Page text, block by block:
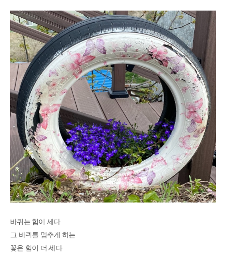
바퀴는 힘이 세다
그 바퀴를 멈추게 하는
꽃은 힘이 더 세다